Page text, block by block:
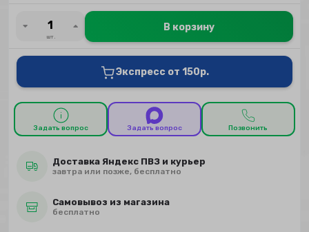
шт.
В корзину
Экспресс от 150р.
Задать вопрос Задать вопрос Позвонить
Доставка Яндекс ПВЗ и курьер
завтра или позже, бесплатно
Самовывоз из магазина
бесплатно